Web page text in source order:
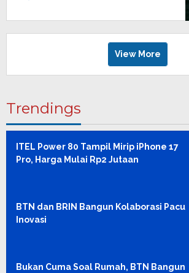
View More
Trendings
ITEL Power 80 Tampil Mirip iPhone 17
Pro, Harga Mulai Rp2 Jutaan
BTN dan BRIN Bangun Kolaborasi Pacu
Inovasi
Bukan Cuma Soal Rumah, BTN Bangun